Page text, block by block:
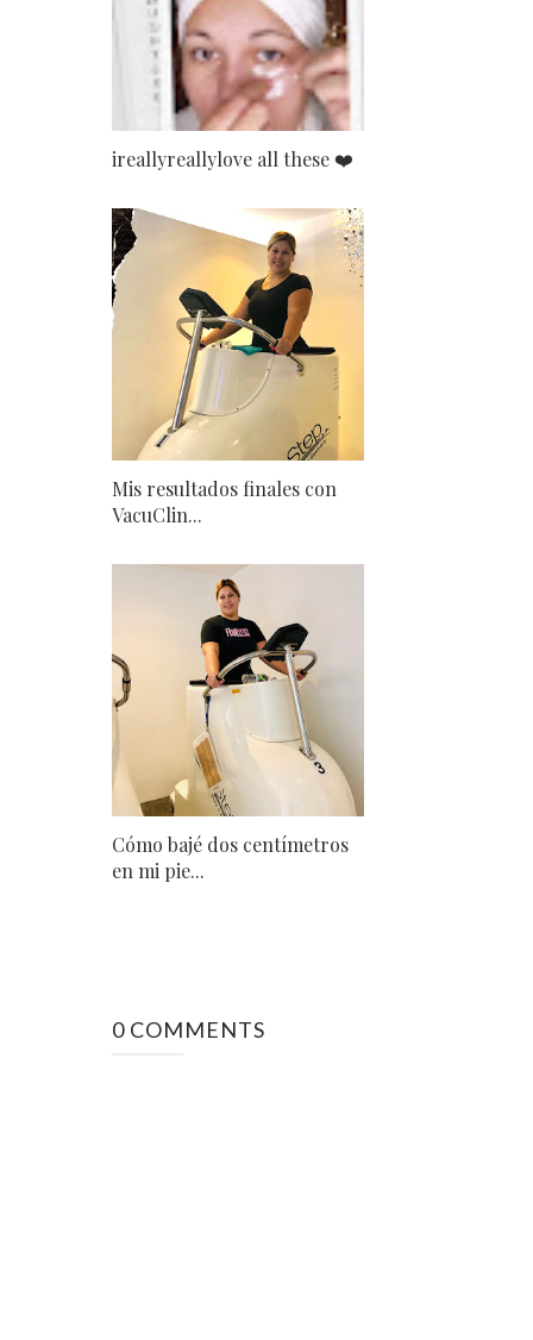
ireallyreallylove all these ❤️
Mis resultados finales con
VacuClin...
Cómo bajé dos centímetros
en mi pie...
0 COMMENTS